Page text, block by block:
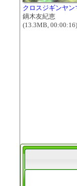
クロスジギンヤン
鏑木友紀恵
(13.3MB, 00:00:16)